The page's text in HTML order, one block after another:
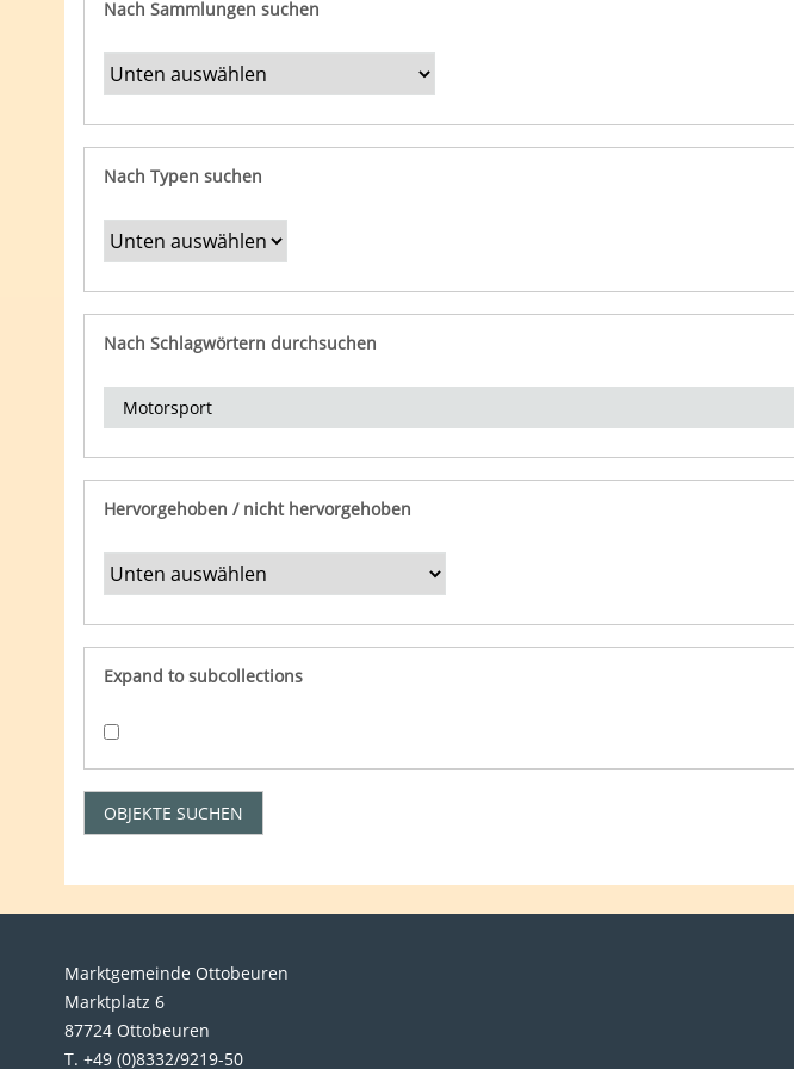
Nach Sammlungen suchen
Nach Typen suchen
Nach Schlagwörtern durchsuchen
Hervorgehoben / nicht hervorgehoben
Expand to subcollections
Marktgemeinde Ottobeuren
Marktplatz 6
87724 Ottobeuren
T. +49 (0)8332/9219-50